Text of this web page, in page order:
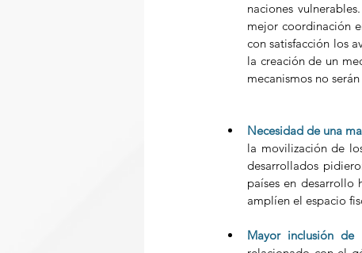
naciones
mejor coordinación
con satisfacción los
la creación de un
mecanismos no
Necesidad de una
la movilización de
desarrollados
países en desarrollo
amplíen el espacio
Mayor inclusión